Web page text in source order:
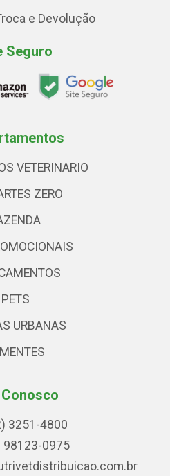
e Devolução
Seguro
VETERINARIO
ZERO
PETS
URBANAS
Conosco
3251-4800
98123-0975